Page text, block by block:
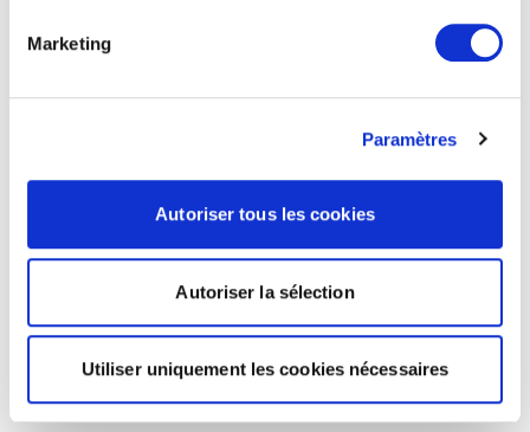
Marketing
Paramètres
Autoriser tous les cookies
Autoriser la sélection
Utiliser uniquement les cookies nécessaires